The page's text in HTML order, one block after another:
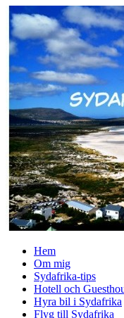
Skip
to
Main
Content
Hem
Om mig
Sydafrika-tips
Hotell och
Hyra bil i Sydafrika
Flyg till Sydafrika